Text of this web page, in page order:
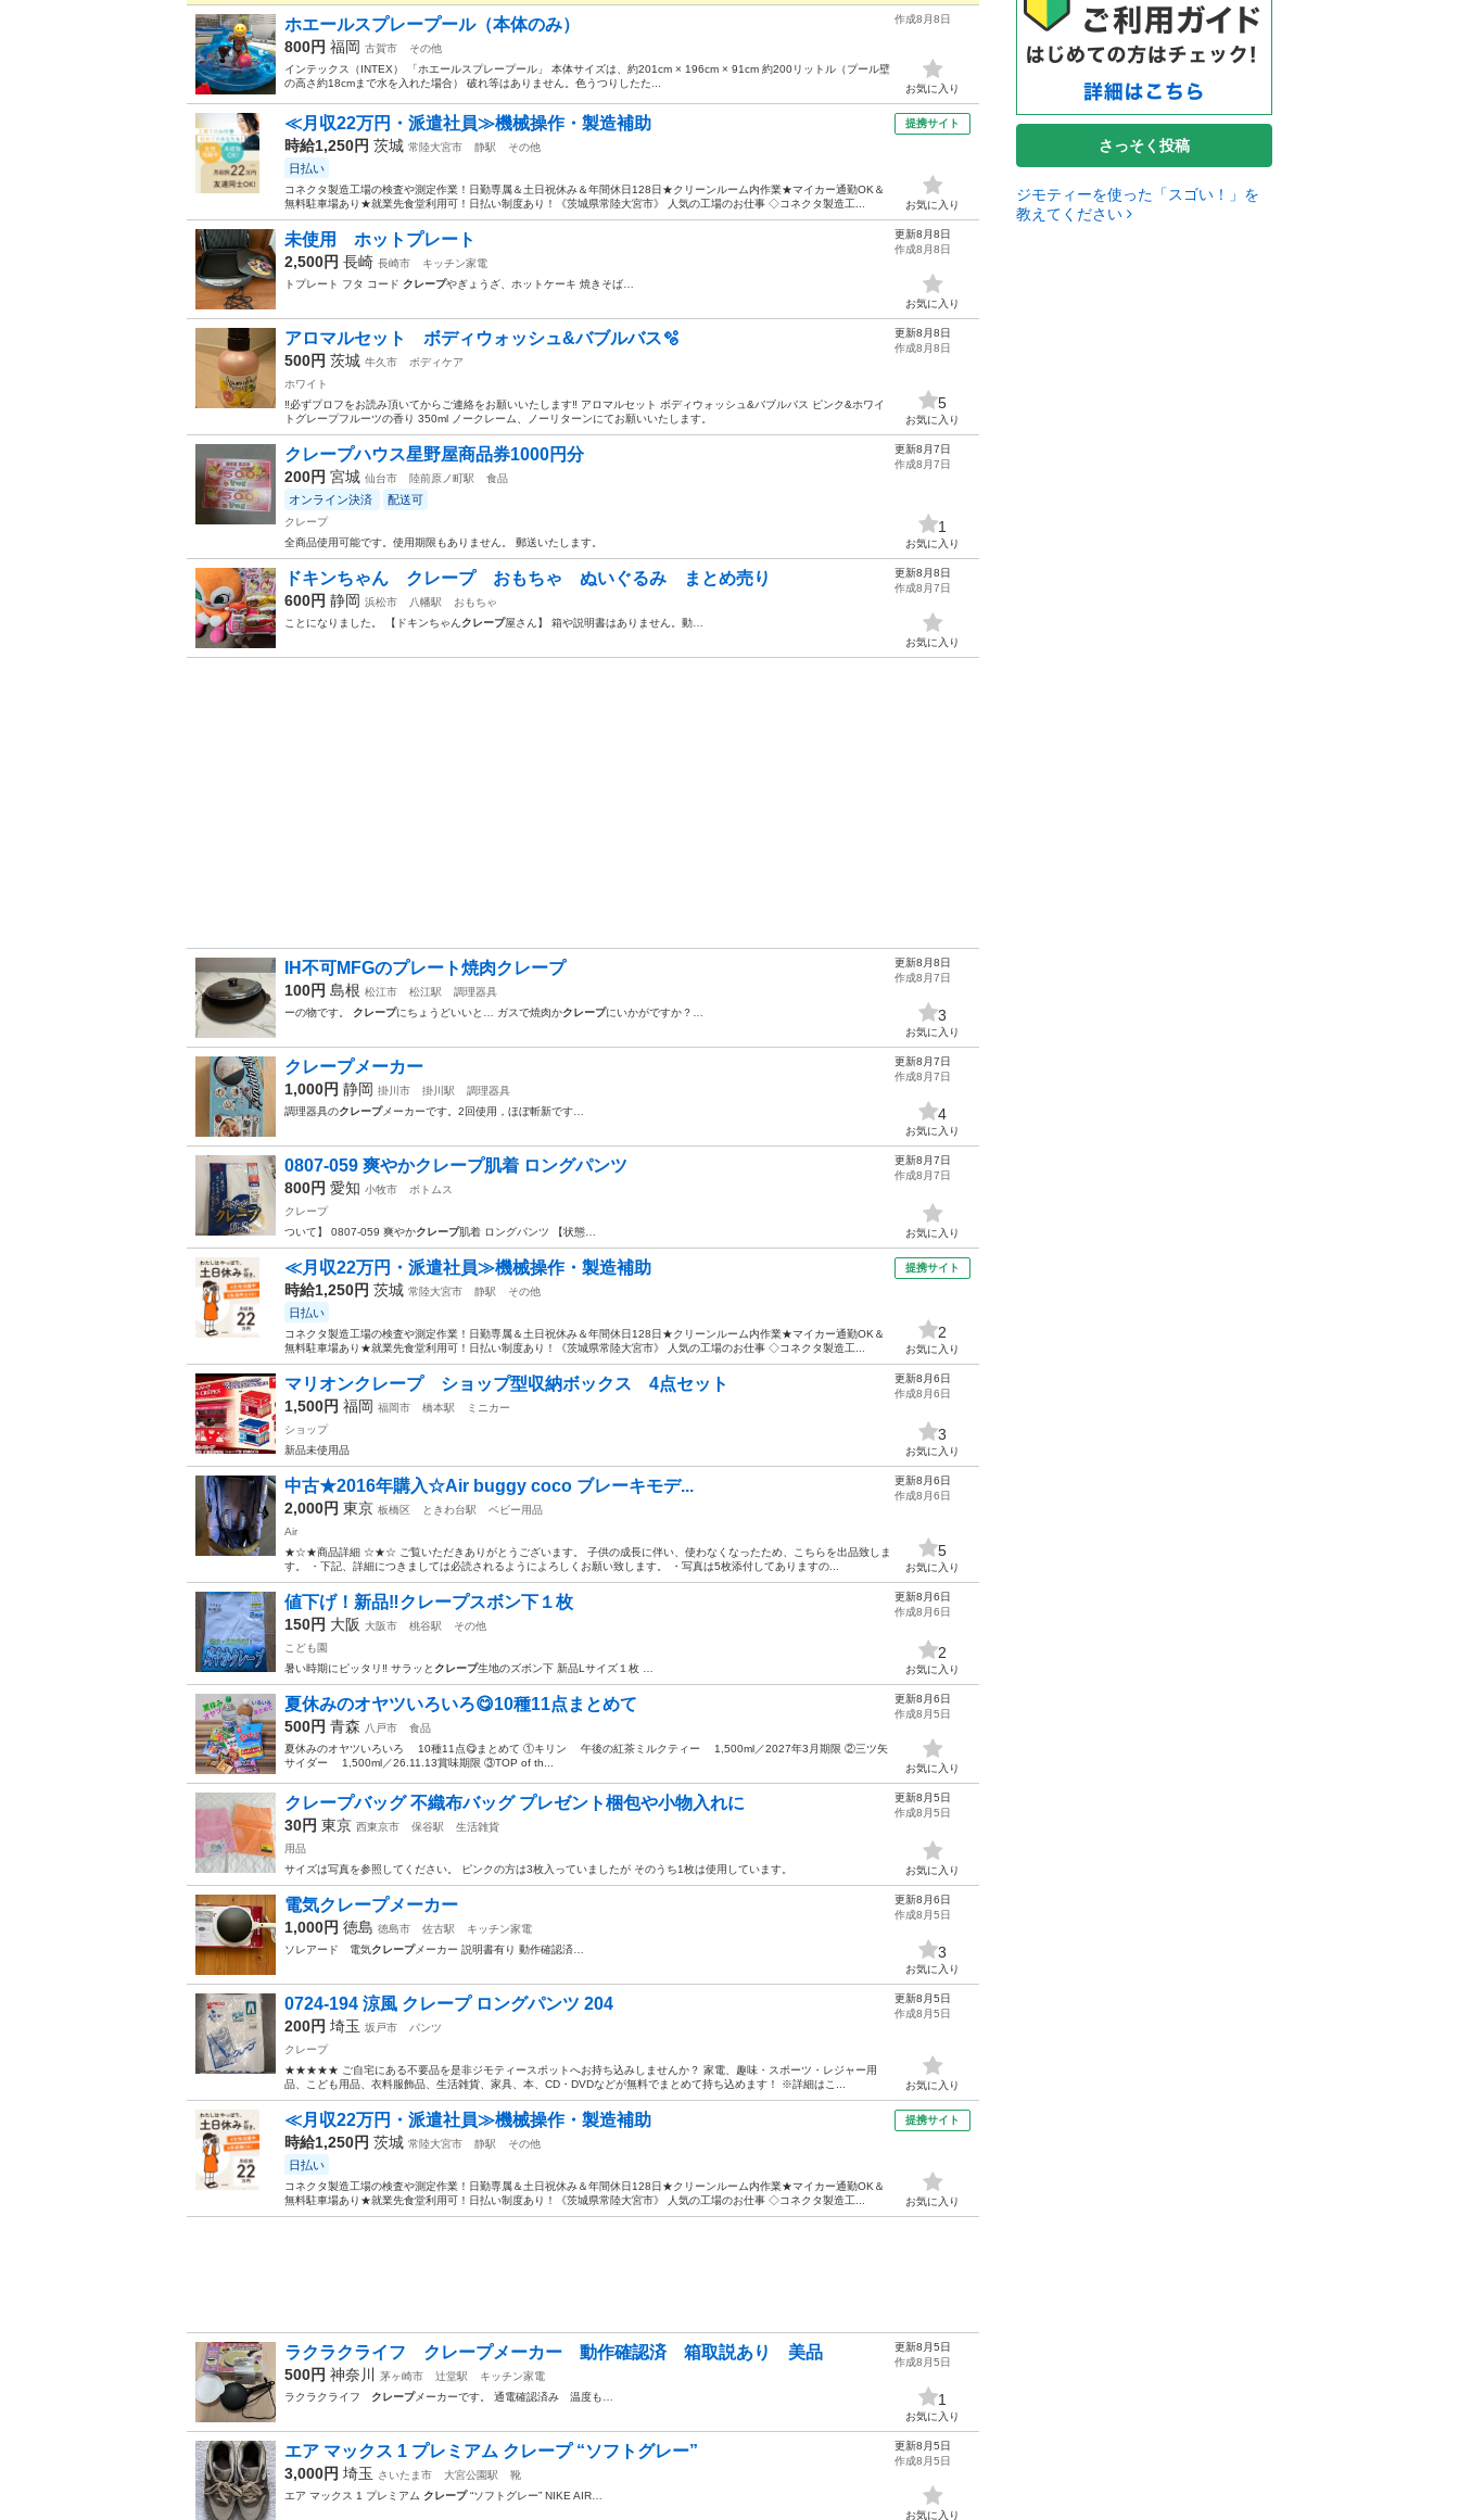
ホエールスプレープール（本体のみ）
800円 福岡 古賀市
その他
インテックス（INTEX） 「ホエールスプレープール」 本体サイズは、約201cm × 196cm × 91cm 約200リットル（プール壁
の高さ約18cmまで水を入れた場合） 破れ等はありません。色うつりしたた...
作成8月8日
お気に入り
≪月収22万円・派遣社員≫機械操作・製造補助
時給1,250円 茨城 常陸大宮市 静駅 その他
日払い
コネクタ製造工場の検査や測定作業！日勤専属＆土日祝休み＆年間休日128日★クリーンルーム内作業★マイカー通勤OK＆
無料駐車場あり★就業先食堂利用可！日払い制度あり！《茨城県常陸大宮市》 人気の工場のお仕事 ◇コネクタ製造工...
提携サイト
お気に入り
未使用 ホットプレート
2,500円 長崎 長崎市
キッチン家電
トプレート フタ コード クレープやぎょうざ、ホットケーキ 焼きそば…
更新8月8日
作成8月8日
お気に入り
アロマルセット ボディウォッシュ&バブルバス🫧
500円 茨城 牛久市
ボディケア
ホワイト
‼️必ずプロフをお読み頂いてからご連絡をお願いいたします‼️ アロマルセット ボディウォッシュ&バブルバス ピンク&ホワイ
トグレープフルーツの香り 350ml ノークレーム、ノーリターンにてお願いいたします。
更新8月8日
作成8月8日
5
お気に入り
クレープハウス星野屋商品券1000円分
200円 宮城 仙台市 陸前原ノ町駅 食品
オンライン決済 配送可
クレープ
全商品使用可能です。使用期限もありません。 郵送いたします。
更新8月7日
作成8月7日
1
お気に入り
ドキンちゃん クレープ おもちゃ ぬいぐるみ まとめ売り
600円 静岡 浜松市 八幡駅
おもちゃ
ことになりました。 【ドキンちゃんクレープ屋さん】 箱や説明書はありません。動…
更新8月8日
作成8月7日
お気に入り
IH不可MFGのプレート焼肉クレープ
100円 島根 松江市 松江駅
調理器具
ーの物です。 クレープにちょうどいいと… ガスで焼肉かクレープにいかがですか？…
更新8月8日
作成8月7日
3
お気に入り
クレープメーカー
1,000円 静岡 掛川市 掛川駅
調理器具
調理器具のクレープメーカーです。2回使用，ほぼ斬新です…
更新8月7日
作成8月7日
4
お気に入り
0807-059 爽やかクレープ肌着 ロングパンツ
800円 愛知 小牧市
ボトムス
クレープ
ついて】 0807-059 爽やかクレープ肌着 ロングパンツ 【状態…
更新8月7日
作成8月7日
お気に入り
≪月収22万円・派遣社員≫機械操作・製造補助
時給1,250円 茨城 常陸大宮市 静駅 その他
日払い
コネクタ製造工場の検査や測定作業！日勤専属＆土日祝休み＆年間休日128日★クリーンルーム内作業★マイカー通勤OK＆
無料駐車場あり★就業先食堂利用可！日払い制度あり！《茨城県常陸大宮市》 人気の工場のお仕事 ◇コネクタ製造工...
提携サイト
2
お気に入り
マリオンクレープ ショップ型収納ボックス 4点セット
1,500円 福岡 福岡市 橋本駅
ミニカー
ショップ
新品未使用品
更新8月6日
作成8月6日
3
お気に入り
中古★2016年購入☆Air buggy coco ブレーキモデ...
2,000円 東京 板橋区 ときわ台駅
ベビー用品
Air
★☆★商品詳細 ☆★☆ ご覧いただきありがとうございます。 子供の成長に伴い、使わなくなったため、こちらを出品致しま
す。 ・下記、詳細につきましては必読されるようによろしくお願い致します。 ・写真は5枚添付してありますの...
更新8月6日
作成8月6日
5
お気に入り
値下げ！新品‼️クレープスボン下１枚
150円 大阪 大阪市 桃谷駅
その他
こども園
暑い時期にピッタリ‼️ サラッと クレープ生地のズボン下 新品Lサイズ１枚 …
更新8月6日
作成8月6日
2
お気に入り
夏休みのオヤツいろいろ😋10種11点まとめて
500円 青森 八戸市
食品
夏休みのオヤツいろいろ 10種11点😋まとめて ①キリン 午後の紅茶ミルクティー 1,500ml／2027年3月期限 ②三ツ矢
サイダー 1,500ml／26.11.13賞味期限 ③TOP of th...
更新8月6日
作成8月5日
お気に入り
クレープバッグ 不織布バッグ プレゼント梱包や小物入れに
30円 東京 西東京市 保谷駅
生活雑貨
用品
サイズは写真を参照してください。 ピンクの方は3枚入っていましたが そのうち1枚は使用しています。
更新8月5日
作成8月5日
お気に入り
電気クレープメーカー
1,000円 徳島 徳島市 佐古駅
キッチン家電
ソレアード 電気クレープメーカー 説明書有り 動作確認済…
更新8月6日
作成8月5日
3
お気に入り
0724-194 涼風 クレープ ロングパンツ 204
200円 埼玉 坂戸市
パンツ
クレープ
★★★★★ ご自宅にある不要品を是非ジモティースポットへお持ち込みしませんか？ 家電、趣味・スポーツ・レジャー用
品、こども用品、衣料服飾品、生活雑貨、家具、本、CD・DVDなどが無料でまとめて持ち込めます！ ※詳細はこ...
更新8月5日
作成8月5日
お気に入り
≪月収22万円・派遣社員≫機械操作・製造補助
時給1,250円 茨城 常陸大宮市 静駅 その他
日払い
コネクタ製造工場の検査や測定作業！日勤専属＆土日祝休み＆年間休日128日★クリーンルーム内作業★マイカー通勤OK＆
無料駐車場あり★就業先食堂利用可！日払い制度あり！《茨城県常陸大宮市》 人気の工場のお仕事 ◇コネクタ製造工...
提携サイト
お気に入り
ラクラクライフ クレープメーカー 動作確認済 箱取説あり 美品
500円 神奈川 茅ヶ崎市 辻堂駅
キッチン家電
ラクラクライフ クレープメーカーです。 通電確認済み 温度も…
更新8月5日
作成8月5日
1
お気に入り
エア マックス 1 プレミアム クレープ “ソフトグレー”
3,000円 埼玉 さいたま市 大宮公園駅
靴
エア マックス 1 プレミアム クレープ“ソフトグレー” NIKE AIR…
更新8月5日
作成8月5日
お気に入り
さっそく投稿
ジモティーを使った「スゴい！」を
教えてください